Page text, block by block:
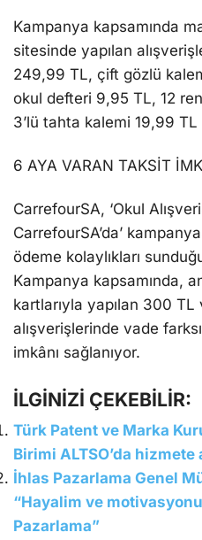
Kampanya kapsamında
sitesinde yapılan
249,99 TL, çift gözlü
okul defteri 9,95 TL, 12
3’lü tahta kalemi 19,99
6 AYA VARAN TAKSİT
CarrefourSA, ‘Okul
CarrefourSA’da’
ödeme kolaylıkları
Kampanya kapsamında,
kartlarıyla yapılan 300 TL
alışverişlerinde vade
imkânı sağlanıyor.
İLGİNİZİ ÇEKEBİLİR:
Türk Patent ve Marka
Birimi ALTSO’da hizmete
İhlas Pazarlama Genel
“Hayalim ve
Pazarlama”